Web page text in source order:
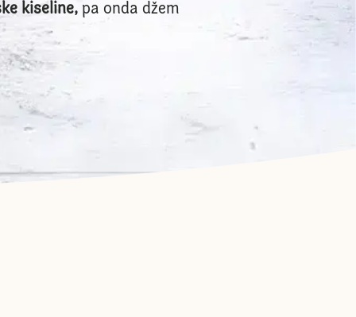
kiseline, pa onda džem